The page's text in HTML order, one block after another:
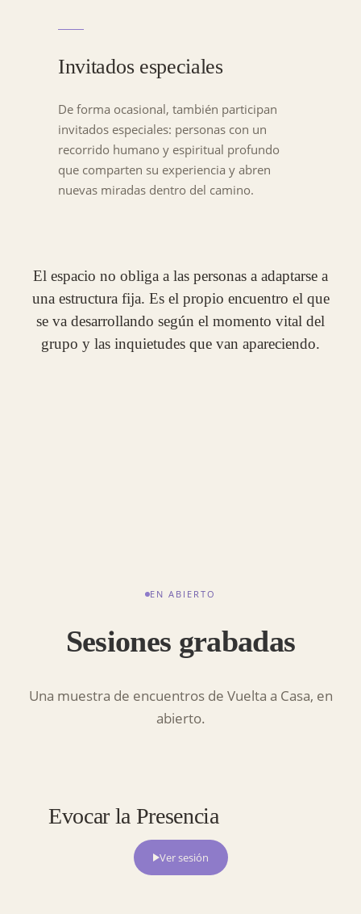
Invitados especiales
De forma ocasional, también participan
invitados especiales: personas con un
recorrido humano y espiritual profundo
que comparten su experiencia y abren
nuevas miradas dentro del camino.
El espacio no obliga a las personas a adaptarse a
una estructura fija. Es el propio encuentro el que
se va desarrollando según el momento vital del
grupo y las inquietudes que van apareciendo.
EN ABIERTO
Sesiones grabadas
Una muestra de encuentros de Vuelta a Casa, en
abierto.
Evocar la Presencia
Ver sesión